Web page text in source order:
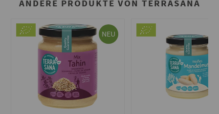
ANDERE PRODUKTE VON TERRASANA
NEU